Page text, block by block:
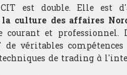
est double. Elle est
la culture des affaires
courant et
véritables
de trading à